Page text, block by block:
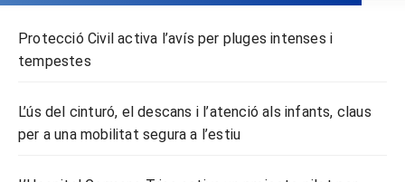
Protecció Civil activa l’avís per pluges intenses i
tempestes
L’ús del cinturó, el descans i l’atenció als infants, claus
per a una mobilitat segura a l’estiu